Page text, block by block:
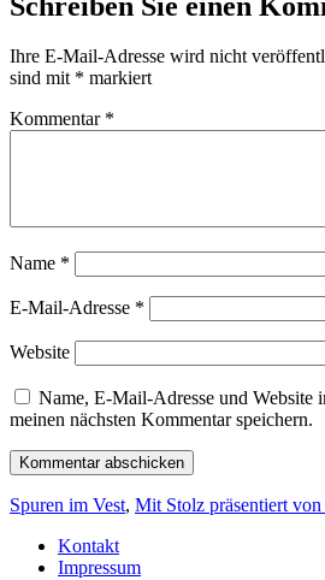
Ihre E-Mail-Adresse wird nicht
sind mit * markiert
Kommentar *
Name *
E-Mail-Adresse *
Website
Name, E-Mail-Adresse und Website
meinen nächsten Kommentar speichern.
Spuren im Vest, Mit Stolz präsentiert von
Kontakt
Impressum